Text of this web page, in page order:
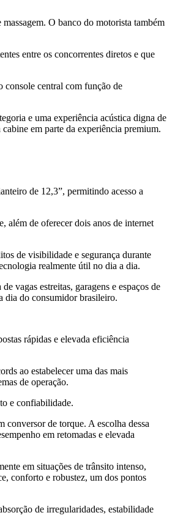
O banco do motorista também
entre os concorrentes diretos e que
console central com função de
e uma experiência acústica digna de
em parte da experiência premium.
de 12,3”, permitindo acesso a
além de oferecer dois anos de internet
de visibilidade e segurança durante
realmente útil no dia a dia.
vagas estreitas, garagens e espaços de
dia do consumidor brasileiro.
rápidas e elevada eficiência
ao estabelecer uma das mais
de operação.
e confiabilidade.
de torque. A escolha dessa
em retomadas e elevada
em situações de trânsito intenso,
conforto e robustez, um dos pontos
de irregularidades, estabilidade